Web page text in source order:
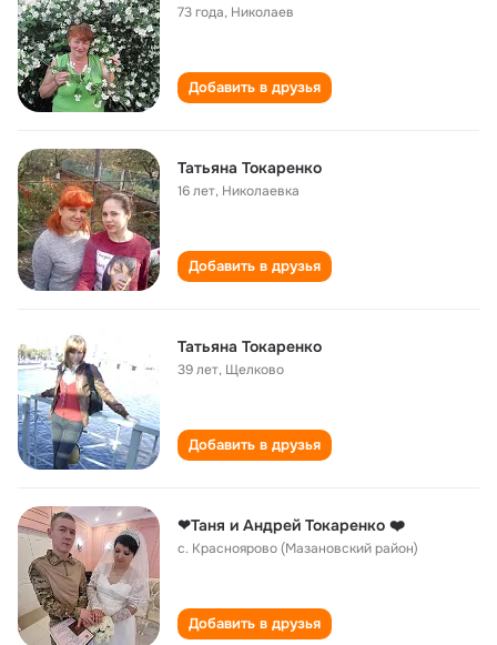
73 года, Николаев
Добавить в друзья
Татьяна Токаренко
16 лет, Николаевка
Добавить в друзья
Татьяна Токаренко
39 лет, Щелково
Добавить в друзья
❤Таня и Андрей Токаренко ❤️
с. Красноярово (Мазановский район)
Добавить в друзья